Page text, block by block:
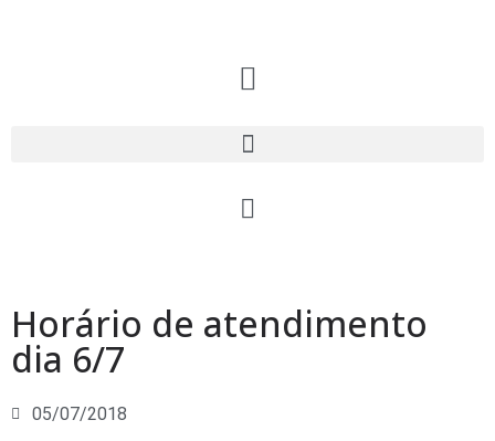
Horário de atendimento
dia 6/7
05/07/2018